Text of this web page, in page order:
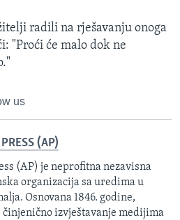
radili na rješavanju onoga
"Proći će malo dok ne
us
(AP)
(AP) je neprofitna nezavisna
organizacija sa uredima u
Osnovana 1846. godine,
činjenično izvještavanje medijima